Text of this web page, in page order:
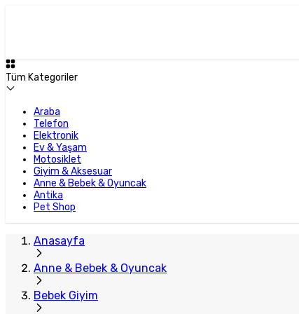
Tüm Kategoriler
Araba
Telefon
Elektronik
Ev & Yaşam
Motosiklet
Giyim & Aksesuar
Anne & Bebek & Oyuncak
Antika
Pet Shop
Anasayfa
Anne & Bebek & Oyuncak
Bebek Giyim